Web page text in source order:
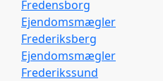
Fredensborg
Ejendomsmægler
Frederiksberg
Ejendomsmægler
Frederikssund